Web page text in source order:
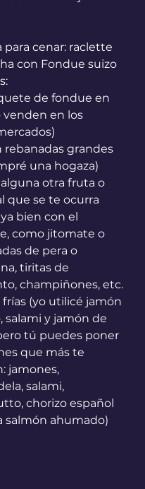
para cenar: raclette
con Fondue suizo
de fondue en
venden en los
rebanadas grandes
una hogaza)
alguna otra fruta o
que se te ocurra
bien con el
como jitomate o
de pera o
tiritas de
champiñones, etc.
frías (yo utilicé jamón
salami y jamón de
tú puedes poner
que más te
jamones,
salami,
chorizo español
salmón ahumado)